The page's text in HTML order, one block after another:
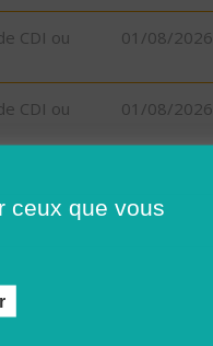
CDI ou
01/08/2026
CDI ou
01/08/2026
CDI ou
ceux que vous